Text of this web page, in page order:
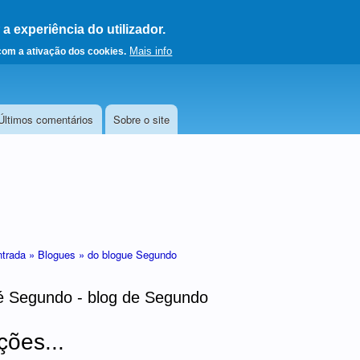
experiência do utilizador.
a ativação dos cookies. Mais info
página principal
comentários Sobre o site
» Blogues » do blogue Segundo
Segundo - blog de Segundo